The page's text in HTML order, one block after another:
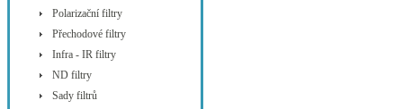
Polarizační filtry
Přechodové filtry
Infra - IR filtry
ND filtry
Sady filtrů